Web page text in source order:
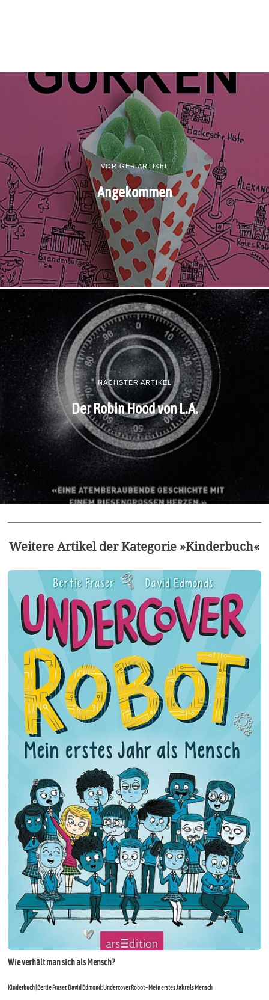
VORIGER ARTIKEL
Angekommen
NÄCHSTER ARTIKEL
Der Robin Hood von L.A.
Weitere Artikel der Kategorie »Kinderbuch«
Wie verhält man sich als Mensch?
Kinderbuch | Bertie Fraser, David Edmond: Undercover Robot – Mein erstes Jahr als Mensch